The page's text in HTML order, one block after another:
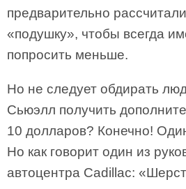
предварительно
«подушку», чтобы всегда
попросить меньше.
Но не следует обдирать
Сьюэлл получить
10 долларов? Конечно!
Но как говорит один из
автоцентра Cadillac: